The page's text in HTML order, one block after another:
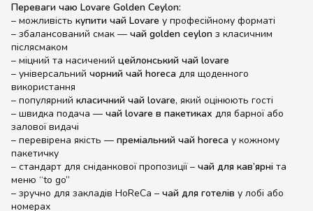
Переваги чаю Lovare Golden Ceylon:
– можливість купити чай Lovare у професійному форматі
– збалансований смак — чай golden ceylon з класичним
післясмаком
– міцний та насичений цейлонський чай lovare
– універсальний чорний чай horeca для щоденного
використання
– популярний класичний чай lovare, який оцінюють гості
– швидка подача — чай lovare в пакетиках для барної або
залової видачі
– перевірена якість — преміальний чай horeca у кожному
пакетичку
– стандарт для сніданкової пропозиції – чай для кав’ярні та
меню “to go”
– зручно для закладів HoReCa – чай для готелів у лобі або
номерах